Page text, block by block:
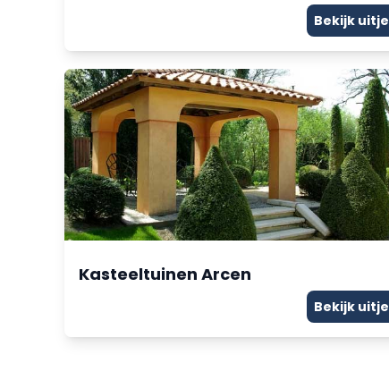
Bekijk uitje
Kasteeltuinen Arcen
Bekijk uitje